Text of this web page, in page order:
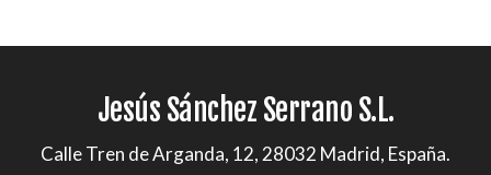
Jesús Sánchez Serrano S.L.
Calle Tren de Arganda, 12, 28032 Madrid, España.